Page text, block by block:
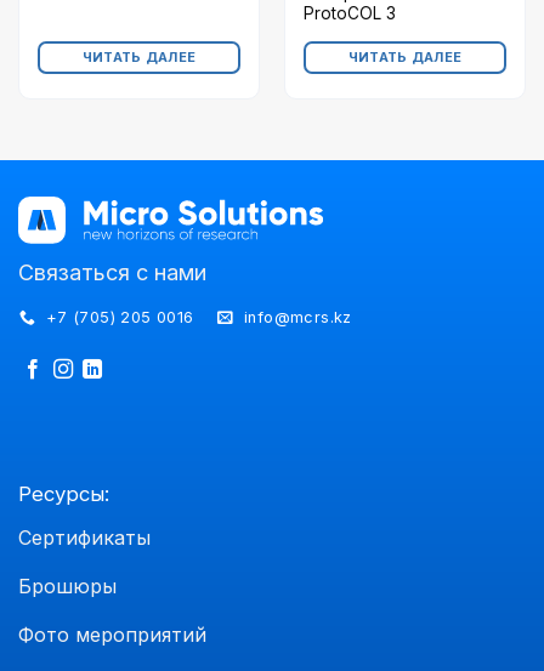
ЧИТАТЬ ДАЛЕЕ
ProtoCOL 3
ЧИТАТЬ ДАЛЕЕ
Связаться с нами
+7 (705) 205 0016 info@mcrs.kz
Ресурсы:
Сертификаты
Брошюры
Фото мероприятий